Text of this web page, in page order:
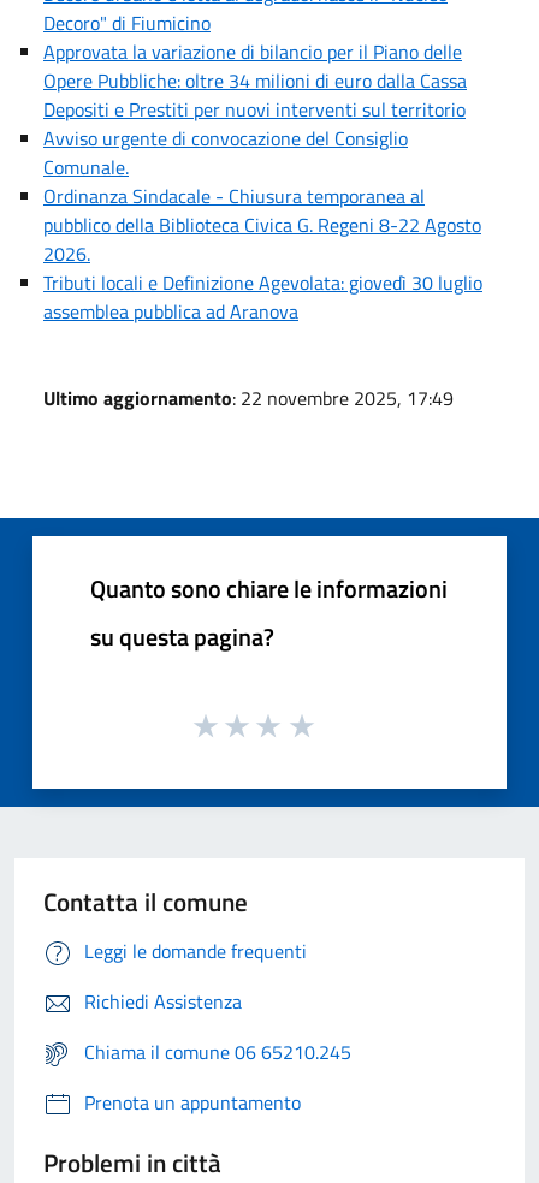
Decoro" di Fiumicino
Approvata la variazione di bilancio per il Piano delle
Opere Pubbliche: oltre 34 milioni di euro dalla Cassa
Depositi e Prestiti per nuovi interventi sul territorio
Avviso urgente di convocazione del Consiglio
Comunale.
Ordinanza Sindacale - Chiusura temporanea al
pubblico della Biblioteca Civica G. Regeni 8-22 Agosto
2026.
Tributi locali e Definizione Agevolata: giovedì 30 luglio
assemblea pubblica ad Aranova
Ultimo aggiornamento: 22 novembre 2025, 17:49
Quanto sono chiare le informazioni
su questa pagina?
Contatta il comune
Leggi le domande frequenti
Richiedi Assistenza
Chiama il comune 06 65210.245
Prenota un appuntamento
Problemi in città